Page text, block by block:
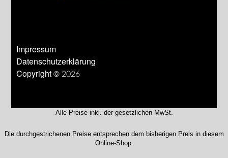
Impressum
Datenschutzerklärung
Copyright © 2026
Alle Preise inkl. der gesetzlichen MwSt.
Die durchgestrichenen Preise entsprechen dem bisherigen Preis in diesem
Online-Shop.